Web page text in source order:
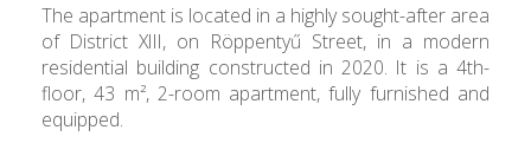
The apartment is located in a highly sought-after area
of District XIII, on Röppentyű Street, in a modern
residential building constructed in 2020. It is a 4th-
floor, 43 m², 2-room apartment, fully furnished and
equipped.